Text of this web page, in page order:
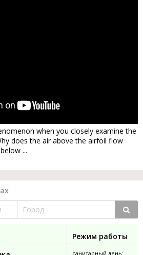
when you closely examine the
does the air above the airfoil flow
...
Режим работы
санитарный день: